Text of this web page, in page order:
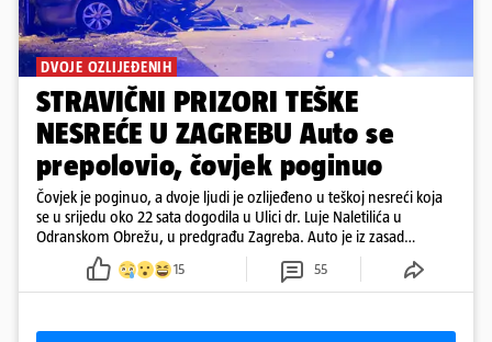
DVOJE OZLIJEĐENIH
STRAVIČNI PRIZORI TEŠKE
NESREĆE U ZAGREBU Auto se
prepolovio, čovjek poginuo
Čovjek je poginuo, a dvoje ljudi je ozlijeđeno u teškoj nesreći koja
se u srijedu oko 22 sata dogodila u Ulici dr. Luje Naletilića u
Odranskom Obrežu, u predgrađu Zagreba. Auto je iz zasad
neutvrđenih razloga sletio s kolnika, a od siline udara vozilo se
prepolovilo.
15 55